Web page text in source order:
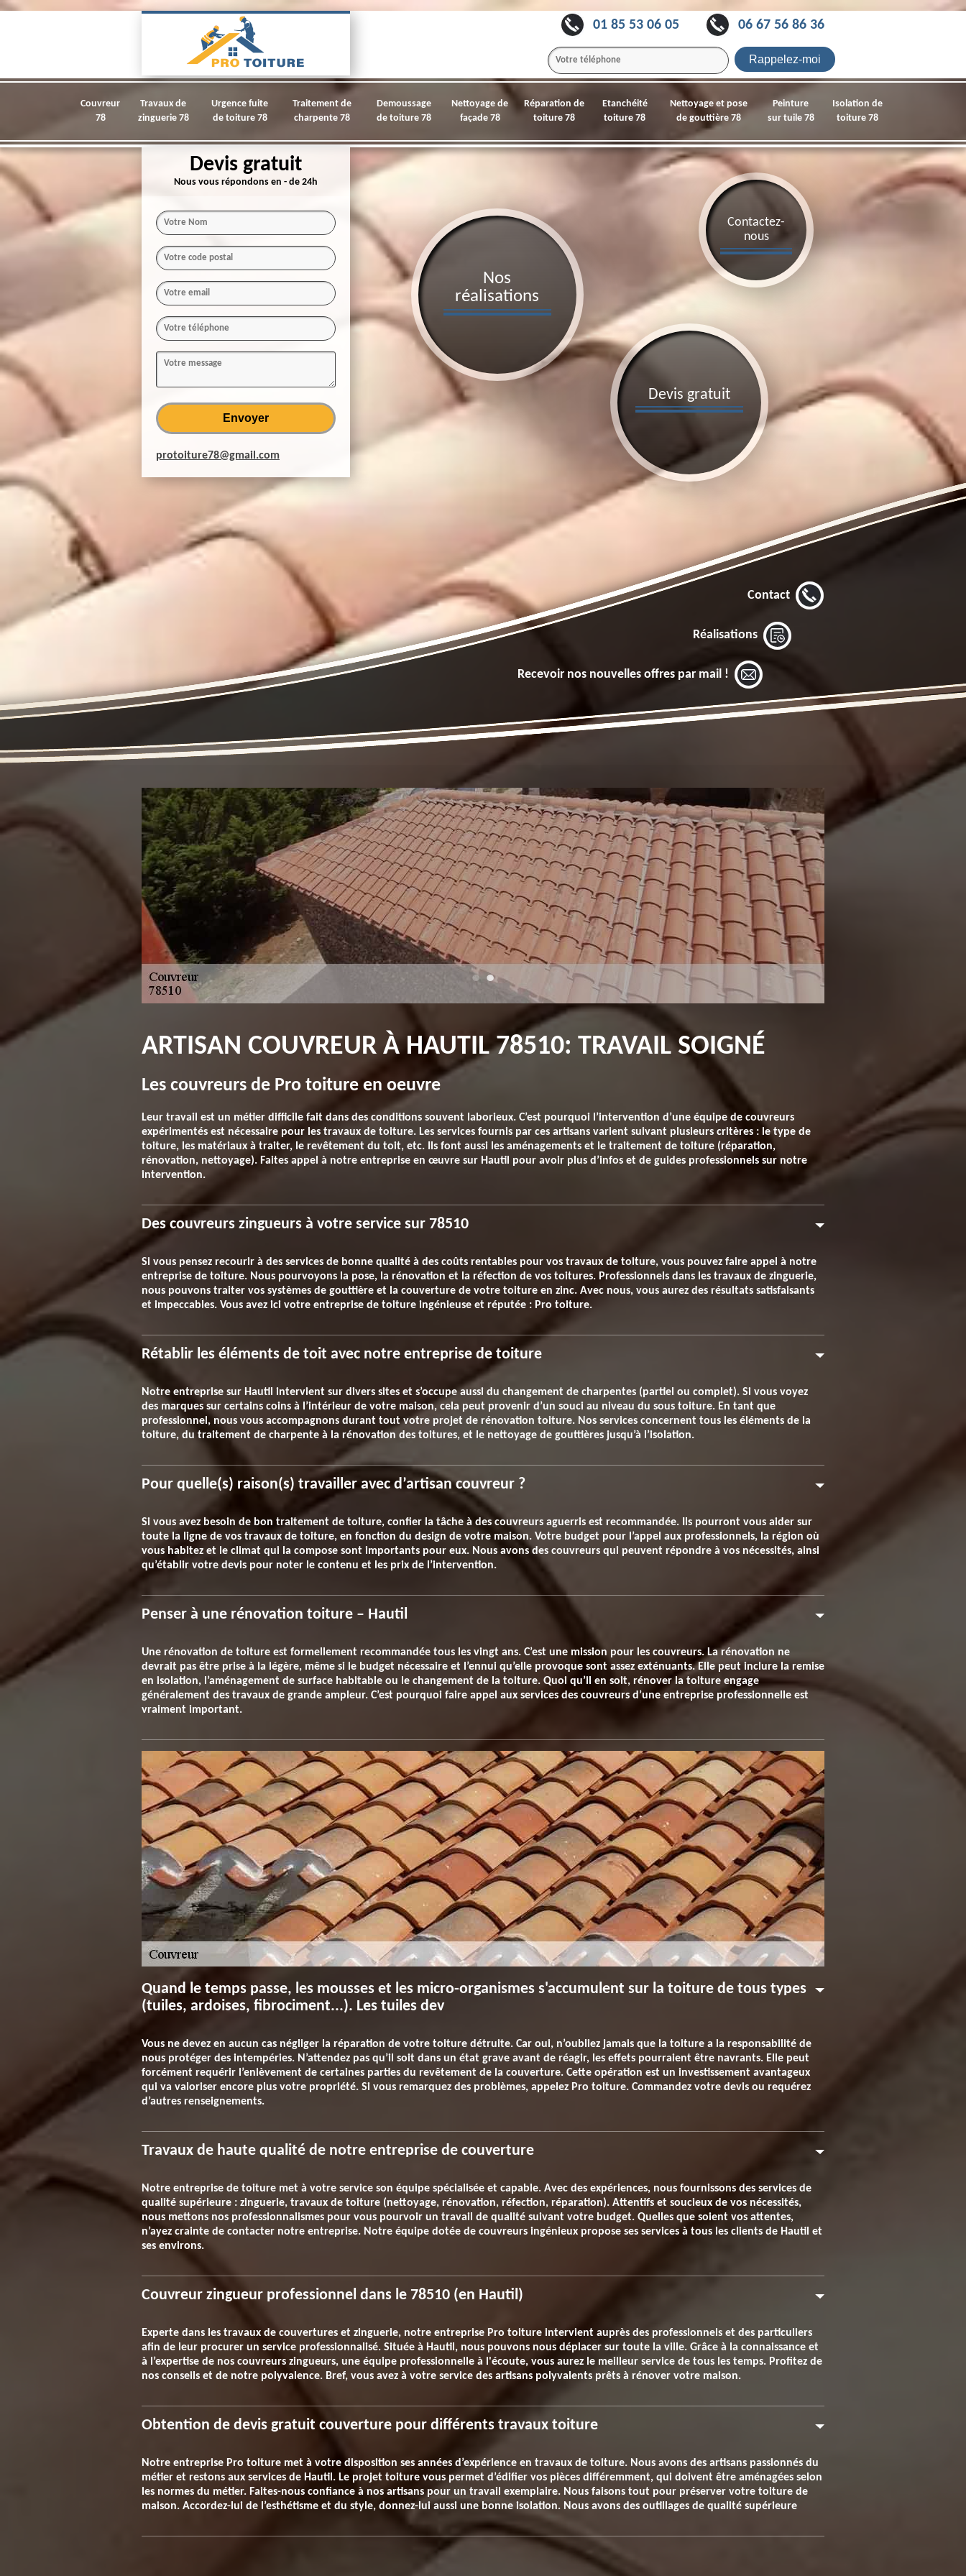
01 85 53 06 05 06 67 56 86 36
Couvreur
78
Travaux de
zinguerie 78
Urgence fuite
de toiture 78
Traitement de
charpente 78
Demoussage
de toiture 78
Nettoyage de
façade 78
Réparation de
toiture 78
Etanchéité
toiture 78
Nettoyage et pose
de gouttière 78
Peinture
sur tuile 78
Isolation de
toiture 78
Devis gratuit
Nous vous répondons en - de 24h
protoiture78@gmail.com
Devis gratuit
Contactez-
nous
Nos
réalisations
Contact
Réalisations
Recevoir nos nouvelles offres par mail !
ARTISAN COUVREUR À HAUTIL 78510: TRAVAIL SOIGNÉ
Les couvreurs de Pro toiture en oeuvre
Leur travail est un métier difficile fait dans des conditions souvent laborieux. C’est pourquoi l’intervention d’une équipe de couvreurs
expérimentés est nécessaire pour les travaux de toiture. Les services fournis par ces artisans varient suivant plusieurs critères : le type de
toiture, les matériaux à traiter, le revêtement du toit, etc. Ils font aussi les aménagements et le traitement de toiture (réparation,
rénovation, nettoyage). Faites appel à notre entreprise en œuvre sur Hautil pour avoir plus d’infos et de guides professionnels sur notre
intervention.
Des couvreurs zingueurs à votre service sur 78510
Si vous pensez recourir à des services de bonne qualité à des coûts rentables pour vos travaux de toiture, vous pouvez faire appel à notre
entreprise de toiture. Nous pourvoyons la pose, la rénovation et la réfection de vos toitures. Professionnels dans les travaux de zinguerie,
nous pouvons traiter vos systèmes de gouttière et la couverture de votre toiture en zinc. Avec nous, vous aurez des résultats satisfaisants
et impeccables. Vous avez ici votre entreprise de toiture ingénieuse et réputée : Pro toiture.
Rétablir les éléments de toit avec notre entreprise de toiture
Notre entreprise sur Hautil intervient sur divers sites et s’occupe aussi du changement de charpentes (partiel ou complet). Si vous voyez
des marques sur certains coins à l’intérieur de votre maison, cela peut provenir d’un souci au niveau du sous toiture. En tant que
professionnel, nous vous accompagnons durant tout votre projet de rénovation toiture. Nos services concernent tous les éléments de la
toiture, du traitement de charpente à la rénovation des toitures, et le nettoyage de gouttières jusqu’à l’isolation.
Pour quelle(s) raison(s) travailler avec d’artisan couvreur ?
Si vous avez besoin de bon traitement de toiture, confier la tâche à des couvreurs aguerris est recommandée. Ils pourront vous aider sur
toute la ligne de vos travaux de toiture, en fonction du design de votre maison. Votre budget pour l’appel aux professionnels, la région où
vous habitez et le climat qui la compose sont importants pour eux. Nous avons des couvreurs qui peuvent répondre à vos nécessités, ainsi
qu’établir votre devis pour noter le contenu et les prix de l’intervention.
Penser à une rénovation toiture – Hautil
Une rénovation de toiture est formellement recommandée tous les vingt ans. C’est une mission pour les couvreurs. La rénovation ne
devrait pas être prise à la légère, même si le budget nécessaire et l’ennui qu’elle provoque sont assez exténuants. Elle peut inclure la remise
en isolation, l’aménagement de surface habitable ou le changement de la toiture. Quoi qu’il en soit, rénover la toiture engage
généralement des travaux de grande ampleur. C’est pourquoi faire appel aux services des couvreurs d’une entreprise professionnelle est
vraiment important.
Quand le temps passe, les mousses et les micro-organismes s'accumulent sur la toiture de tous types
(tuiles, ardoises, fibrociment...). Les tuiles dev
Vous ne devez en aucun cas négliger la réparation de votre toiture détruite. Car oui, n’oubliez jamais que la toiture a la responsabilité de
nous protéger des intempéries. N’attendez pas qu’il soit dans un état grave avant de réagir, les effets pourraient être navrants. Elle peut
forcément requérir l’enlèvement de certaines parties du revêtement de la couverture. Cette opération est un investissement avantageux
qui va valoriser encore plus votre propriété. Si vous remarquez des problèmes, appelez Pro toiture. Commandez votre devis ou requérez
d’autres renseignements.
Travaux de haute qualité de notre entreprise de couverture
Notre entreprise de toiture met à votre service son équipe spécialisée et capable. Avec des expériences, nous fournissons des services de
qualité supérieure : zinguerie, travaux de toiture (nettoyage, rénovation, réfection, réparation). Attentifs et soucieux de vos nécessités,
nous mettons nos professionnalismes pour vous pourvoir un travail de qualité suivant votre budget. Quelles que soient vos attentes,
n’ayez crainte de contacter notre entreprise. Notre équipe dotée de couvreurs ingénieux propose ses services à tous les clients de Hautil et
ses environs.
Couvreur zingueur professionnel dans le 78510 (en Hautil)
Experte dans les travaux de couvertures et zinguerie, notre entreprise Pro toiture intervient auprès des professionnels et des particuliers
afin de leur procurer un service professionnalisé. Située à Hautil, nous pouvons nous déplacer sur toute la ville. Grâce à la connaissance et
à l’expertise de nos couvreurs zingueurs, une équipe professionnelle à l'écoute, vous aurez le meilleur service de tous les temps. Profitez de
nos conseils et de notre polyvalence. Bref, vous avez à votre service des artisans polyvalents prêts à rénover votre maison.
Obtention de devis gratuit couverture pour différents travaux toiture
Notre entreprise Pro toiture met à votre disposition ses années d’expérience en travaux de toiture. Nous avons des artisans passionnés du
métier et restons aux services de Hautil. Le projet toiture vous permet d’édifier vos pièces différemment, qui doivent être aménagées selon
les normes du métier. Faites-nous confiance à nos artisans pour un travail exemplaire. Nous faisons tout pour préserver votre toiture de
maison. Accordez-lui de l’esthétisme et du style, donnez-lui aussi une bonne isolation. Nous avons des outillages de qualité supérieure